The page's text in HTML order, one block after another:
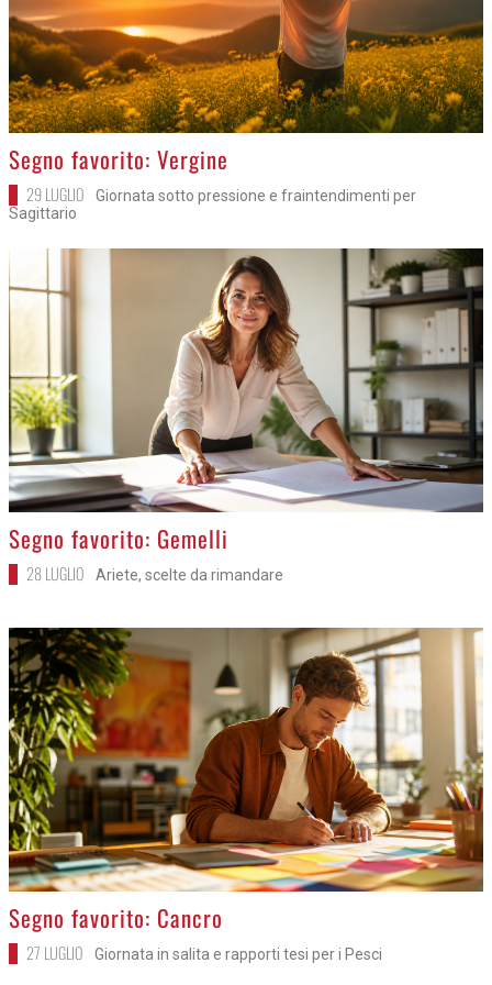
>
Segno favorito: Vergine
29 LUGLIO
Giornata sotto pressione e fraintendimenti per
Sagittario
>
Segno favorito: Gemelli
28 LUGLIO Ariete, scelte da rimandare
>
Segno favorito: Cancro
27 LUGLIO Giornata in salita e rapporti tesi per i Pesci